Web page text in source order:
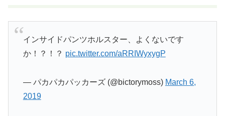
インサイドパンツホルスター、よくないです
か！？！？ pic.twitter.com/aRRIWyxygP
— パカパカパッカーズ (@bictorymoss) March 6,
2019